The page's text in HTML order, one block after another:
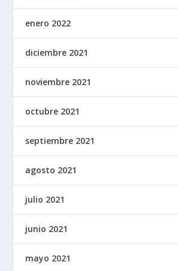
enero 2022
diciembre 2021
noviembre 2021
octubre 2021
septiembre 2021
agosto 2021
julio 2021
junio 2021
mayo 2021